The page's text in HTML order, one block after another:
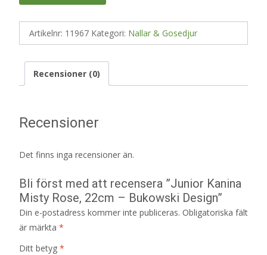
Artikelnr: 11967 Kategori: Nallar & Gosedjur
Recensioner (0)
Recensioner
Det finns inga recensioner än.
Bli först med att recensera ”Junior Kanina
Misty Rose, 22cm – Bukowski Design”
Din e-postadress kommer inte publiceras. Obligatoriska fält
är märkta *
Ditt betyg *